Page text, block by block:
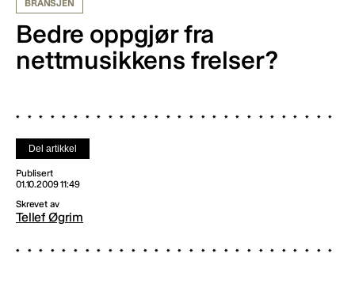
BRANSJEN
Bedre oppgjør fra
nettmusikkens frelser?
Del artikkel
Publisert
01.10.2009 11:49
Skrevet av
Tellef Øgrim